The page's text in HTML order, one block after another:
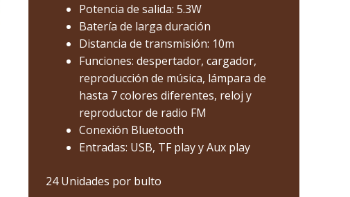
Potencia de salida: 5.3W
Batería de larga duración
Distancia de transmisión: 10m
Funciones: despertador, cargador,
reproducción de música, lámpara de
hasta 7 colores diferentes, reloj y
reproductor de radio FM
Conexión Bluetooth
Entradas: USB, TF play y Aux play
24 Unidades por bulto